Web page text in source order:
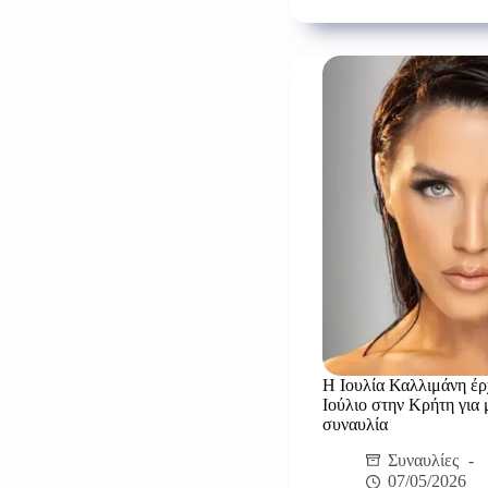
στο
για
μια
την
2
Η Ιουλία Καλλιμάνη
Ιούλιο στην Κρήτη για
συναυλία
Συναυλίες
07/05/2026